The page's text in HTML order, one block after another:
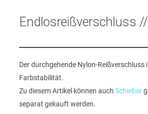
Endlosreißverschluss
Der durchgehende Nylon-
Farbstabilität.
Zu diesem Artikel können auch Schieber
separat gekauft werden.